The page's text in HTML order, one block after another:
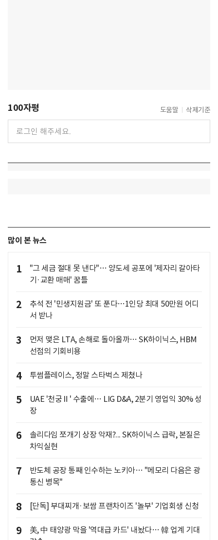
100자평 도움말 삭제기준
많이 본 뉴스
1
"그 세금 절대 못 낸다"… 양도세 공포에 '제자리 갈아타
기·교환 매매' 꿈틀
2
추석 전 '민생지원금' 또 푼다…1인당 최대 50만원 어디
서 받나
3
먼저 맺은 LTA, 손해로 돌아올까… SK하이닉스, HBM
선점의 기회비용
4 투썸플레이스, 정말 스타벅스 제쳤나
5
UAE '천궁Ⅱ' 수출에… LIG D&A, 2분기 영업익 30% 성
장
6
솔리다임 쪼개기 상장 악재?... SK하이닉스 급락, 본질은
차익실현
7
반도체 공장 통째 인수하는 노키아… "메모리 다음은 광
통신 병목"
8 [단독] 부대찌개·보쌈 프랜차이즈 '놀부' 기업회생 신청
9
美, 中 태양광 막을 '역대급 카드' 내놨다… 韓 업계 기대